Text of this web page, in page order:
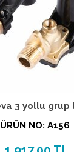
ÜRÜN NO: A156